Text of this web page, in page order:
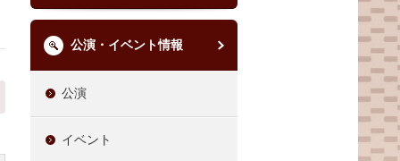
公演・イベント情報
公演
イベント